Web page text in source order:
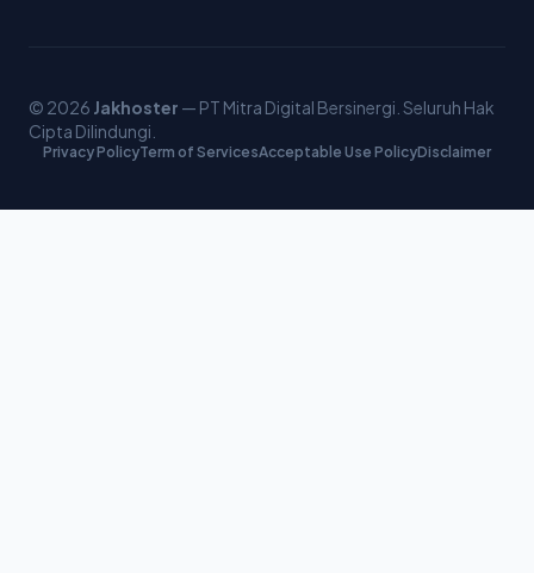
© 2026 Jakhoster — PT Mitra Digital Bersinergi. Seluruh Hak
Cipta Dilindungi.
Privacy PolicyTerm of ServicesAcceptable Use PolicyDisclaimer